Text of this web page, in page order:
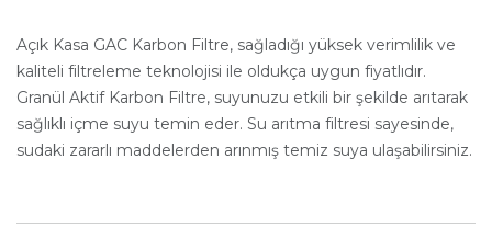
Açık Kasa GAC Karbon Filtre, sağladığı yüksek verimlilik ve
kaliteli filtreleme teknolojisi ile oldukça uygun fiyatlıdır.
Granül Aktif Karbon Filtre, suyunuzu etkili bir şekilde arıtarak
sağlıklı içme suyu temin eder. Su arıtma filtresi sayesinde,
sudaki zararlı maddelerden arınmış temiz suya ulaşabilirsiniz.